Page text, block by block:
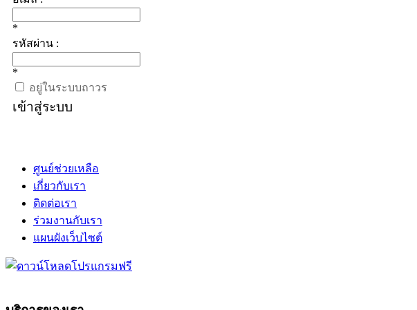
*
รหัสผ่าน :
*
อยู่ในระบบถาวร
เข้าสู่ระบบ
ศูนย์ช่วยเหลือ
เกี่ยวกับเรา
ติดต่อเรา
ร่วมงานกับเรา
แผนผังเว็บไซต์